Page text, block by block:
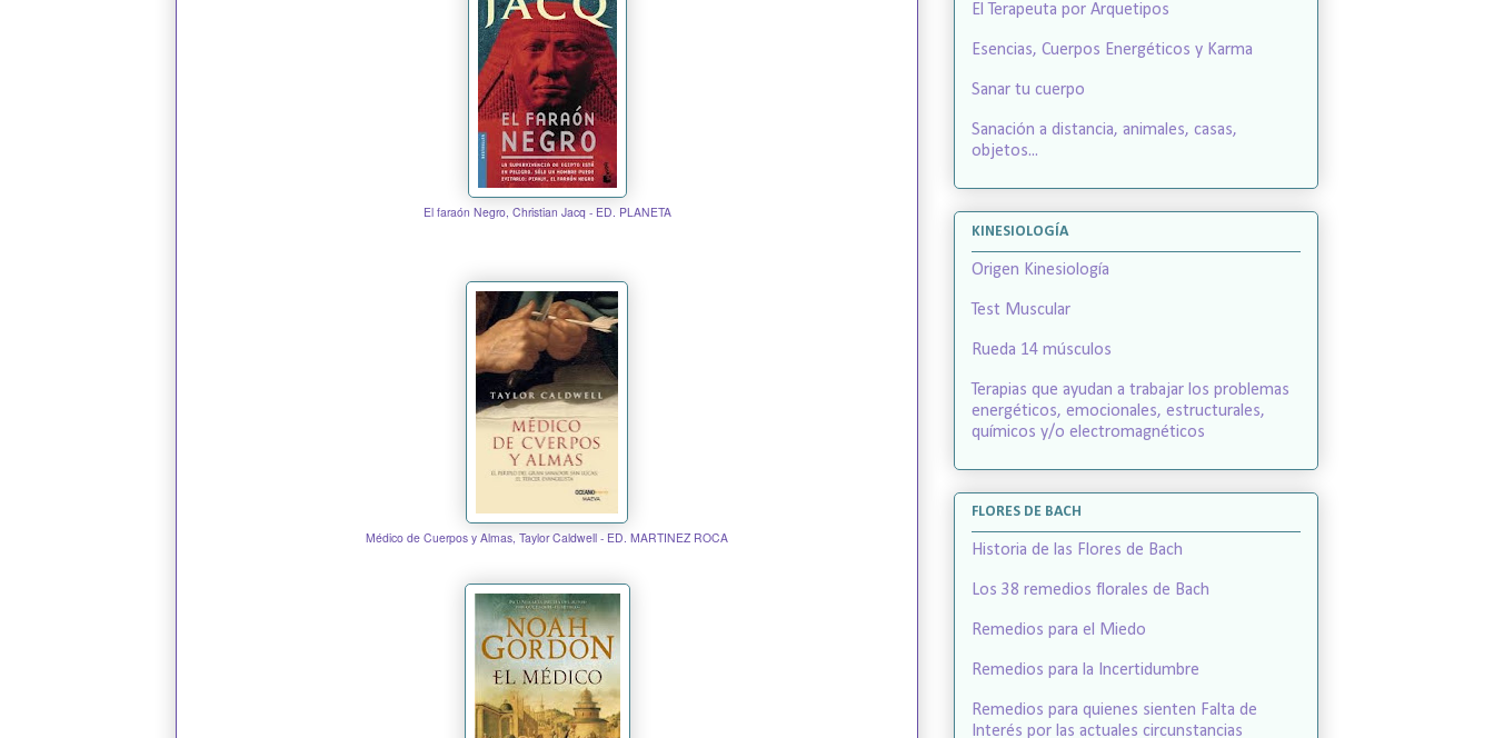
El faraón Negro, Christian Jacq - ED. PLANETA
Médico de Cuerpos y Almas, Taylor Caldwell - ED. MARTINEZ ROCA
El Terapeuta por Arquetipos
Esencias, Cuerpos Energéticos y Karma
Sanar tu cuerpo
Sanación a distancia, animales, casas,
objetos...
KINESIOLOGÍA
Origen Kinesiología
Test Muscular
Rueda 14 músculos
Terapias que ayudan a trabajar los problemas
energéticos, emocionales, estructurales,
químicos y/o electromagnéticos
FLORES DE BACH
Historia de las Flores de Bach
Los 38 remedios florales de Bach
Remedios para el Miedo
Remedios para la Incertidumbre
Remedios para quienes sienten Falta de
Interés por las actuales circunstancias